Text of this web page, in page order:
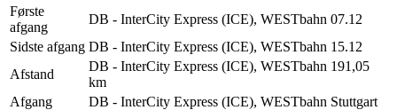
Første
afgang
DB - InterCity Express (ICE), WESTbahn 07.12
Sidste afgang DB - InterCity Express (ICE), WESTbahn 15.12
Afstand
DB - InterCity Express (ICE), WESTbahn 191,05
km
Afgang
DB - InterCity Express (ICE), WESTbahn Stuttgart